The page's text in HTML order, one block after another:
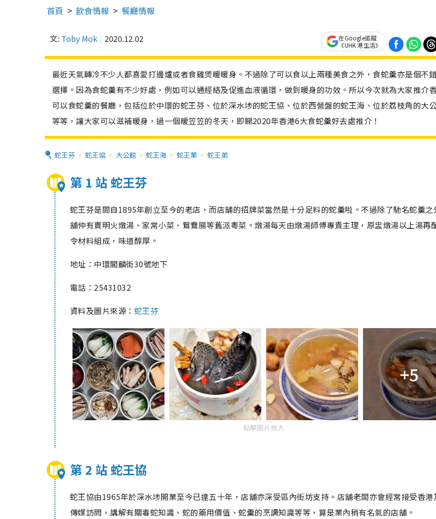
首頁 飲食情報 餐廳情報
文: Toby Mok 2020.12.02
在Google追蹤
《UHK 港生活》
最近天氣轉冷不少人都喜愛打邊爐或者食雞煲暖暖身。不過除了可以食以上兩種美食之外，食蛇羹亦是個不
選擇。因為食蛇羹有不少好處，例如可以通經絡及促進血液循環，做到暖身的功效。所以今次就為大家推介
可以食蛇羹的餐廳，包括位於中環的蛇王芬、位於深水埗的蛇王協、位於西營盤的蛇王海、位於荔枝角的大
等等，讓大家可以滋補暖身，過一個暖笠笠的冬天，即睇2020年香港6大食蛇羹好去處推介！
蛇王芬 蛇王協 大公館 蛇王海 蛇王業 蛇王弟
第 1 站 蛇王芬
蛇王芬是間自1895年創立至今的老店，而店舖的招牌菜當然是十分足料的蛇羹啦。不過除了馳名蛇羹之
舖仲有賣明火燉湯、家常小菜、鴛鴦腸等舊派粵菜。燉湯每天由燉湯師傅專責主理，原盅燉湯以上湯再
令材料組成，味道醇厚。
地址：中環閣麟街30號地下
電話：25431032
資料及圖片來源： 蛇王芬
+5
點擊圖片放大
第 2 站 蛇王協
蛇王協由1965年於深水埗開業至今已達五十年，店舖亦深受區內街坊支持。店舖老闆亦會經常接受香港
傳媒訪問，講解有關毒蛇知識、蛇的藥用價值、蛇羹的烹調知識等等，算是業內稍有名氣的店舖。